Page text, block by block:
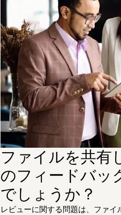
ファイルを共有
のフィードバッ
でしょうか？
レビューに関する問題は、ファ